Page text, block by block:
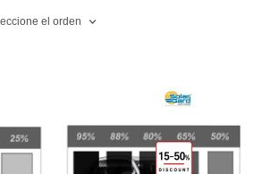
el orden